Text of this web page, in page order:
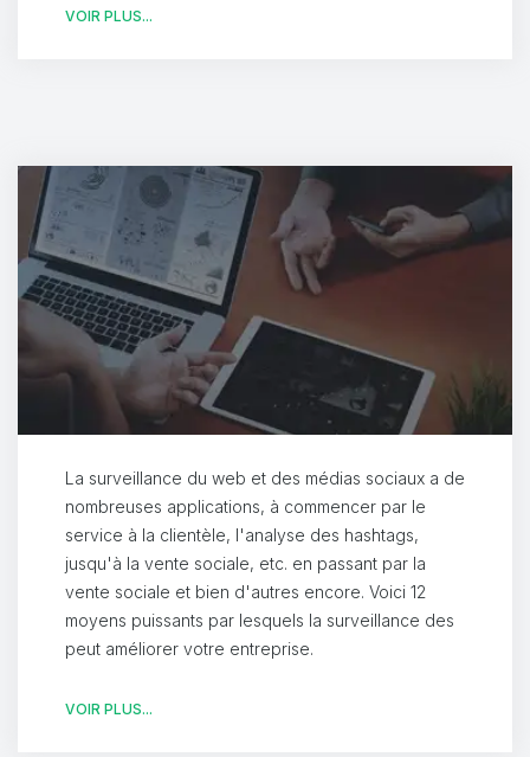
VOIR PLUS...
La surveillance du web et des médias sociaux a de
nombreuses applications, à commencer par le
service à la clientèle, l'analyse des hashtags,
jusqu'à la vente sociale, etc. en passant par la
vente sociale et bien d'autres encore. Voici 12
moyens puissants par lesquels la surveillance des
peut améliorer votre entreprise.
VOIR PLUS...